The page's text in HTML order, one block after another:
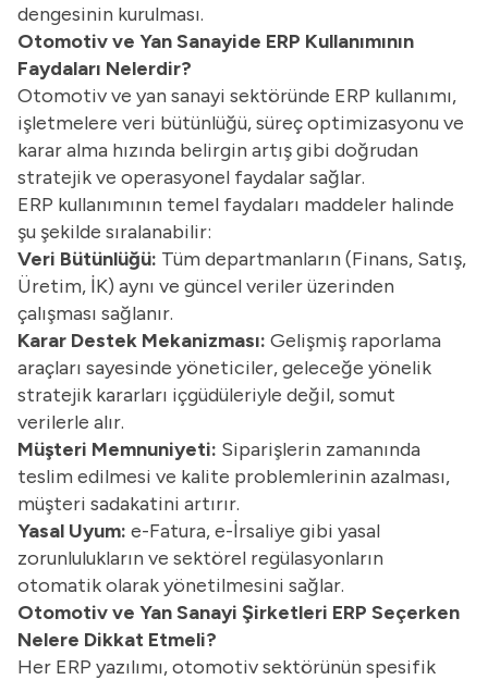
dengesinin kurulması.
Otomotiv ve Yan Sanayide ERP Kullanımının
Faydaları Nelerdir?
Otomotiv ve yan sanayi sektöründe ERP kullanımı,
işletmelere veri bütünlüğü, süreç optimizasyonu ve
karar alma hızında belirgin artış gibi doğrudan
stratejik ve operasyonel faydalar sağlar.
ERP kullanımının temel faydaları maddeler halinde
şu şekilde sıralanabilir:
Veri Bütünlüğü: Tüm departmanların (Finans, Satış,
Üretim, İK) aynı ve güncel veriler üzerinden
çalışması sağlanır.
Karar Destek Mekanizması: Gelişmiş raporlama
araçları sayesinde yöneticiler, geleceğe yönelik
stratejik kararları içgüdüleriyle değil, somut
verilerle alır.
Müşteri Memnuniyeti: Siparişlerin zamanında
teslim edilmesi ve kalite problemlerinin azalması,
müşteri sadakatini artırır.
Yasal Uyum: e-Fatura,e-İrsaliye gibi yasal
zorunlulukların ve sektörel regülasyonların
otomatik olarak yönetilmesini sağlar.
Otomotiv ve Yan Sanayi Şirketleri ERP Seçerken
Nelere Dikkat Etmeli?
Her ERP yazılımı, otomotiv sektörünün spesifik